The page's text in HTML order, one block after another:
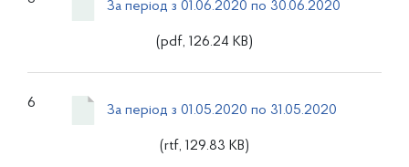
За період з 01.06.2020 по 30.06.2020
(pdf, 126.24 KB)
6 За період з 01.05.2020 по 31.05.2020
(rtf, 129.83 KB)